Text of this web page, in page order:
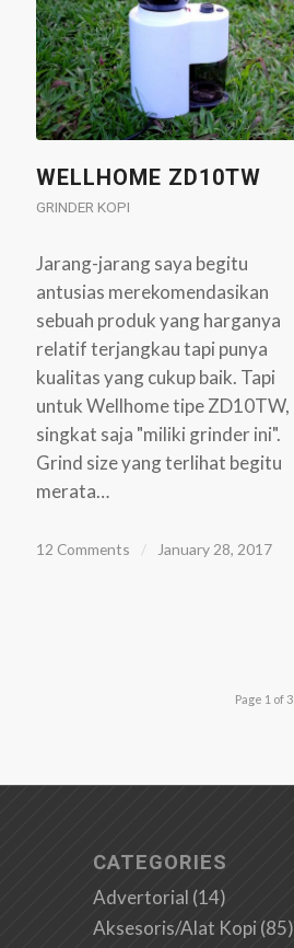
WELLHOME ZD10TW
GRINDER KOPI
Jarang-jarang saya begitu
antusias merekomendasikan
sebuah produk yang harganya
relatif terjangkau tapi punya
kualitas yang cukup baik. Tapi
untuk Wellhome tipe ZD10TW,
singkat saja "miliki grinder ini".
Grind size yang terlihat begitu
merata…
12 Comments / January 28, 2017
Page 1 of 3
CATEGORIES
Advertorial (14)
Aksesoris/Alat Kopi (85)